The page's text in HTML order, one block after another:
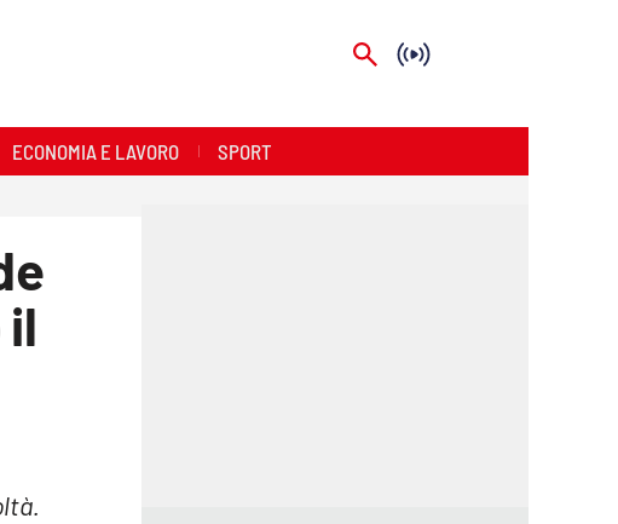
ECONOMIA E LAVORO SPORT
il